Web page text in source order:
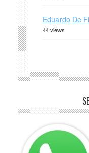
Eduardo De
44 views